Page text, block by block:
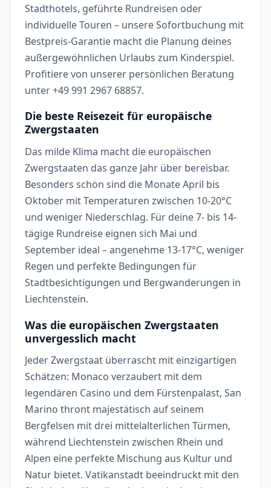
Stadthotels, geführte Rundreisen oder
individuelle Touren – unsere Sofortbuchung mit
Bestpreis-Garantie macht die Planung deines
außergewöhnlichen Urlaubs zum Kinderspiel.
Profitiere von unserer persönlichen Beratung
unter +49 991 2967 68857.
Die beste Reisezeit für europäische
Zwergstaaten
Das milde Klima macht die europäischen
Zwergstaaten das ganze Jahr über bereisbar.
Besonders schön sind die Monate April bis
Oktober mit Temperaturen zwischen 10-20°C
und weniger Niederschlag. Für deine 7- bis 14-
tägige Rundreise eignen sich Mai und
September ideal – angenehme 13-17°C, weniger
Regen und perfekte Bedingungen für
Stadtbesichtigungen und Bergwanderungen in
Liechtenstein.
Was die europäischen Zwergstaaten
unvergesslich macht
Jeder Zwergstaat überrascht mit einzigartigen
Schätzen: Monaco verzaubert mit dem
legendären Casino und dem Fürstenpalast, San
Marino thront majestätisch auf seinem
Bergfelsen mit drei mittelalterlichen Türmen,
während Liechtenstein zwischen Rhein und
Alpen eine perfekte Mischung aus Kultur und
Natur bietet. Vatikanstadt beeindruckt mit den